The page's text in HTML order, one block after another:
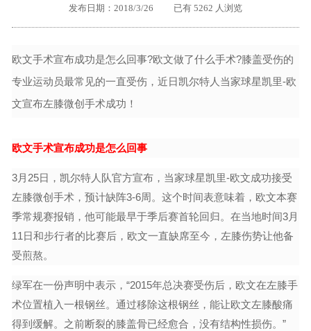
外地客户专栏
工单提交
发布日期：2018/3/26 已有 5262 人浏览
欧文手术宣布成功是怎么回事?欧文做了什么手术?膝盖受伤的
专业运动员最常见的一直受伤，近日凯尔特人当家球星凯里-欧
文宣布左膝微创手术成功！
欧文手术宣布成功是怎么回事
3月25日，凯尔特人队官方宣布，当家球星凯里-欧文成功接受
左膝微创手术，预计缺阵3-6周。这个时间表意味着，欧文本赛
季常规赛报销，他可能最早于季后赛首轮回归。在当地时间3月
11日和步行者的比赛后，欧文一直缺席至今，左膝伤势让他备
受煎熬。
绿军在一份声明中表示，“2015年总决赛受伤后，欧文在左膝手
术位置植入一根钢丝。通过移除这根钢丝，能让欧文左膝酸痛
得到缓解。之前断裂的膝盖骨已经愈合，没有结构性损伤。”